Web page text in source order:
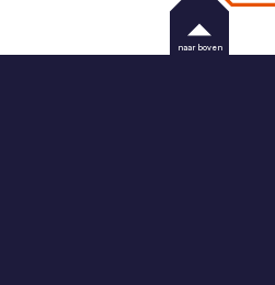
naar boven